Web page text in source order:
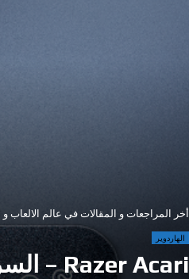
أخر المراجعات و المقالات في عالم الالعاب و
الهاردوير
Razer Acari – السرعة و السلاسة